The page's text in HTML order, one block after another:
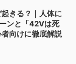
起きる？｜人体に
ンと「42Vは死
向けに徹底解説